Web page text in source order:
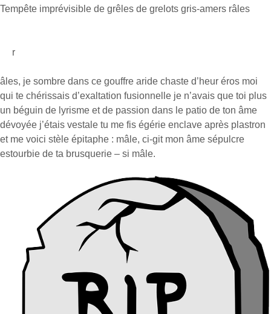
Tempête imprévisible de grêles de grelots gris-amers râles
r
âles, je sombre dans ce gouffre aride chaste d’heur éros moi
qui te chérissais d’exaltation fusionnelle je n’avais que toi plus
un béguin de lyrisme et de passion dans le patio de ton âme
dévoyée j’étais vestale tu me fis égérie enclave après plastron
et me voici stèle épitaphe : mâle, ci-git mon âme sépulcre
estourbie de ta brusquerie – si mâle.